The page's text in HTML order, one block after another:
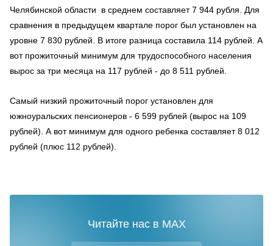
Челябинской области в среднем составляет 7 944 рубля. Для
сравнения в предыдущем квартале порог был установлен на
уровне 7 830 рублей. В итоге разница составила 114 рублей. А
вот прожиточный минимум для трудоспособного населения
вырос за три месяца на 117 рублей - до 8 511 рублей.
Самый низкий прожиточный порог установлен для
южноуральских пенсионеров - 6 599 рублей (вырос на 109
рублей). А вот минимум для одного ребенка составляет 8 012
рублей (плюс 112 рублей).
Читайте нас в MAX